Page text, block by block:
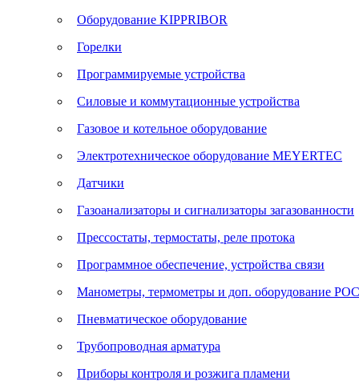
Оборудование KIPPRIBOR
Горелки
Программируемые устройства
Силовые и коммутационные устройства
Газовое и котельное оборудование
Электротехническое оборудование MEYERTEC
Датчики
Газоанализаторы и сигнализаторы загазованности
Прессостаты, термостаты, реле протока
Программное обеспечение, устройства связи
Манометры, термометры и доп. оборудование
Пневматическое оборудование
Трубопроводная арматура
Приборы контроля и розжига пламени